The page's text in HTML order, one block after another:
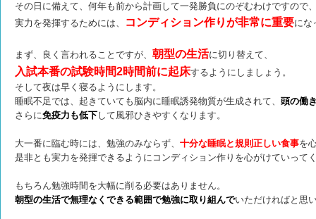
その日に備えて、何年も前から計画して一発勝負にのぞむわけですので
実力を発揮するためには、
コンディション作りが非常に重要にな
まず、良く言われることですが、 朝型の生活に切り替えて、
入試本番の試験時間2時間前に起床するようにしましょう。
そして夜は早く寝るようにします。
睡眠不足では、起きていても脳内に睡眠誘発物質が生成されて、 頭の働
さらに免疫力も低下して風邪ひきやすくなります。
大一番に臨む時には、勉強のみならず、 十分な睡眠と規則正しい食事を
是非とも実力を発揮できるようにコンディション作りを心がけていって
もちろん勉強時間を大幅に削る必要はありません。
朝型の生活で無理なくできる範囲で勉強に取り組んでいただければと思